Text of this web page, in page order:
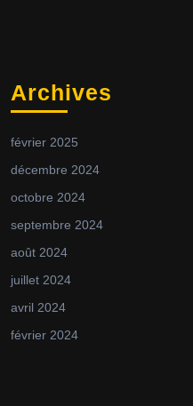
Archives
février 2025
décembre 2024
octobre 2024
septembre 2024
août 2024
juillet 2024
avril 2024
février 2024